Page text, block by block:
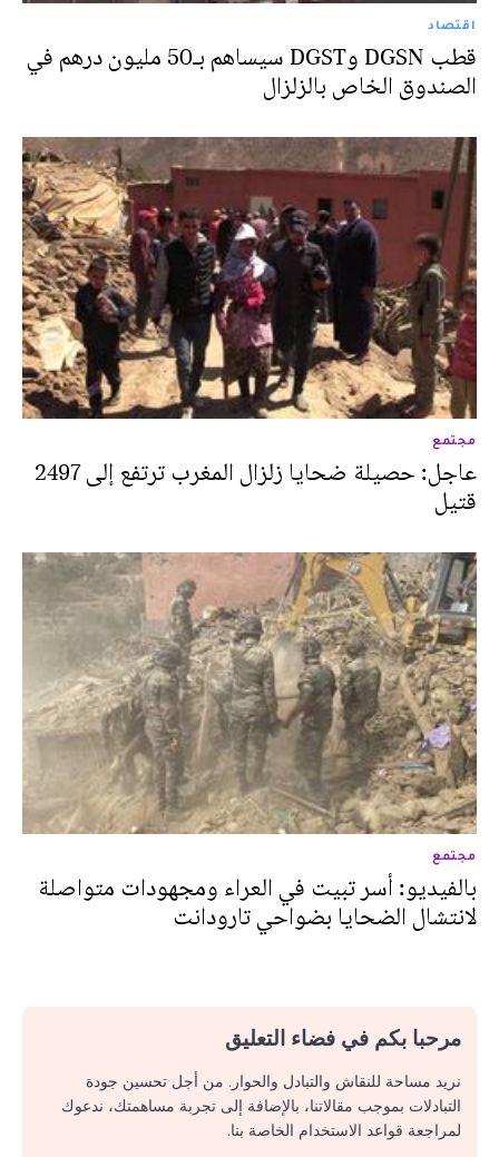
اقتصاد
قطب DGSN وDGST سيساهم بـ50 مليون درهم في
الصندوق الخاص بالزلزال
مجتمع
عاجل: حصيلة ضحايا زلزال المغرب ترتفع إلى 2497
قتيل
مجتمع
بالفيديو: أسر تبيت في العراء ومجهودات متواصلة
لانتشال الضحايا بضواحي تارودانت
مرحبا بكم في فضاء التعليق
نريد مساحة للنقاش والتبادل والحوار. من أجل تحسين جودة
التبادلات بموجب مقالاتنا، بالإضافة إلى تجربة مساهمتك، ندعوك
لمراجعة قواعد الاستخدام الخاصة بنا.